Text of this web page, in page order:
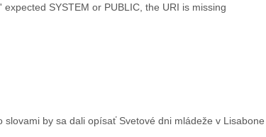
SYSTEM or PUBLIC, the URI is missing
by sa dali opísať Svetové dni mládeže v Lisabone